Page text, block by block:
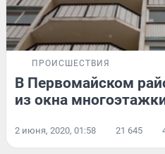
ПРОИСШЕСТВИЯ
В Первомайском
из окна
2 июня, 2020, 01:58 21 645